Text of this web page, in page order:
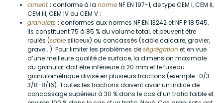
ciment: conforme à la normeNF EN 197-1, de type CEM I, CEM II,
CEM III, CEM IV ou CEM V ;
granulats : conformes aux normes NF EN 13242 et NF P 18 545.
Ils constituent 75 à 85 % du volume total, et peuvent être
roulés (sablesiliceux) ou concassés (sable calcaire, gravier,
grave...). Pour limiter les problèmes deségrégation et en vue
d’une meilleure qualité de surface, la dimension maximale
du granulat doit être inférieure à 20 mm et le fuseau
granulométrique divisé en plusieurs fractions (exemple : 0/3-
3/8-8/16). Toutes les fractions doivent avoir un indice de
concassage supérieur à 30 % dans le cas d’un trafic faible et